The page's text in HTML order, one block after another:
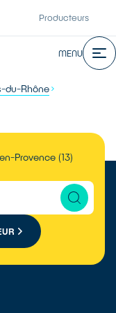
Producteurs
MENU
du-Rhône
Provence (13)